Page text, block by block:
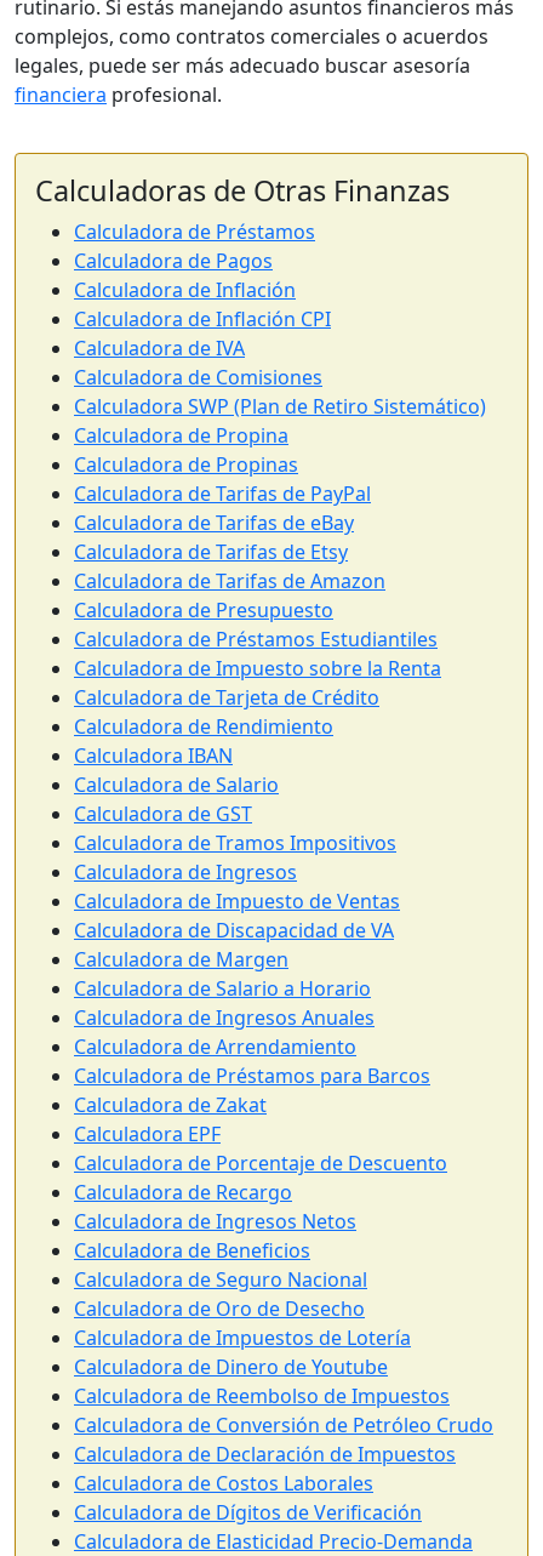
rutinario. Si estás manejando asuntos financieros más
complejos, como contratos comerciales o acuerdos
legales, puede ser más adecuado buscar asesoría
financiera profesional.
Calculadoras de Otras Finanzas
Calculadora de Préstamos
Calculadora de Pagos
Calculadora de Inflación
Calculadora de Inflación CPI
Calculadora de IVA
Calculadora de Comisiones
Calculadora SWP (Plan de Retiro Sistemático)
Calculadora de Propina
Calculadora de Propinas
Calculadora de Tarifas de PayPal
Calculadora de Tarifas de eBay
Calculadora de Tarifas de Etsy
Calculadora de Tarifas de Amazon
Calculadora de Presupuesto
Calculadora de Préstamos Estudiantiles
Calculadora de Impuesto sobre la Renta
Calculadora de Tarjeta de Crédito
Calculadora de Rendimiento
Calculadora IBAN
Calculadora de Salario
Calculadora de GST
Calculadora de Tramos Impositivos
Calculadora de Ingresos
Calculadora de Impuesto de Ventas
Calculadora de Discapacidad de VA
Calculadora de Margen
Calculadora de Salario a Horario
Calculadora de Ingresos Anuales
Calculadora de Arrendamiento
Calculadora de Préstamos para Barcos
Calculadora de Zakat
Calculadora EPF
Calculadora de Porcentaje de Descuento
Calculadora de Recargo
Calculadora de Ingresos Netos
Calculadora de Beneficios
Calculadora de Seguro Nacional
Calculadora de Oro de Desecho
Calculadora de Impuestos de Lotería
Calculadora de Dinero de Youtube
Calculadora de Reembolso de Impuestos
Calculadora de Conversión de Petróleo Crudo
Calculadora de Declaración de Impuestos
Calculadora de Costos Laborales
Calculadora de Dígitos de Verificación
Calculadora de Elasticidad Precio-Demanda